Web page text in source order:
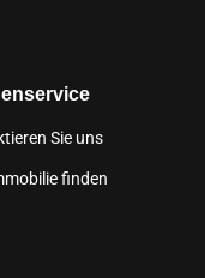
Sie uns
finden